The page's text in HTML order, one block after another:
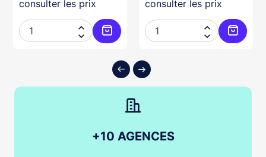
au panier
consulter les prix


Ajouter au panier
consulter les prix


+10 AGENCES